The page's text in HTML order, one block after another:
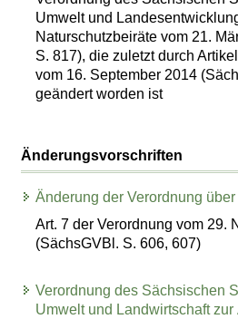
Umwelt und
Naturschutzbeiräte vom 21.
S. 817), die zuletzt durch
vom 16. September 2014
geändert worden ist
Änderungsvorschriften
Änderung der Verordnung
Art. 7 der Verordnung vom 29.
(SächsGVBl. S. 606, 607)
Verordnung des Sächsischen
Umwelt und Landwirtschaft